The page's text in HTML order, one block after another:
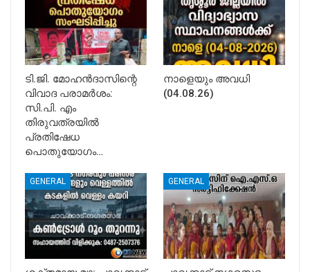
ടി.ജി. മോഹൻദാസിന്റെ
വിവാദ പരാമർശം:
സി.പി. എം
തിരുവത്രയിൽ
പ്രതിഷേധ
പൊതുയോഗം…
നാളെയും അവധി
(04.08.26)
GENERAL GENERAL